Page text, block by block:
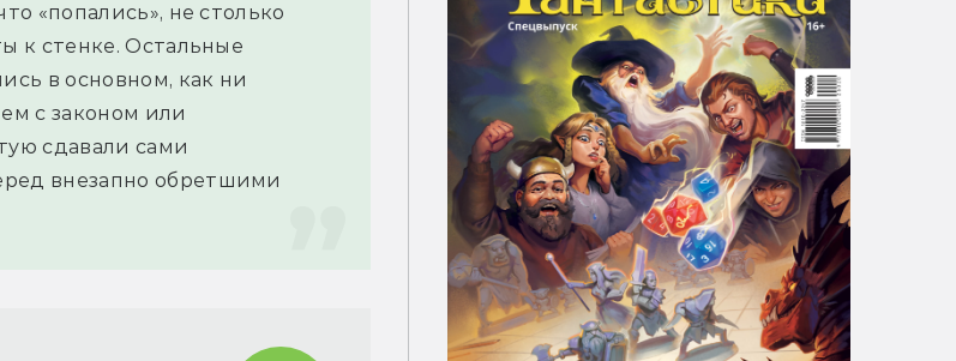
«попались», не столько
к стенке. Остальные
в основном, как ни
с законом или
сдавали сами
внезапно обретшими